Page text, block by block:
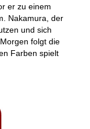
er zu einem
Nakamura, der
und sich
folgt die
Farben spielt